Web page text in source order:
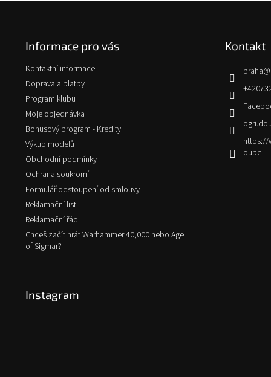
Informace pro vás
Kontaktní informace
Doprava a platby
Program klubu
Moje objednávka
Bonusový program - Kredity
Výkup modelů
Obchodní podmínky
Ochrana soukromí
Formulář odstoupení od smlouvy
Reklamační list
Reklamační řád
Chceš začít hrát Warhammer 40,000 nebo Age
of Sigmar?
Kontakt
praha@
https://
oupe
Instagram